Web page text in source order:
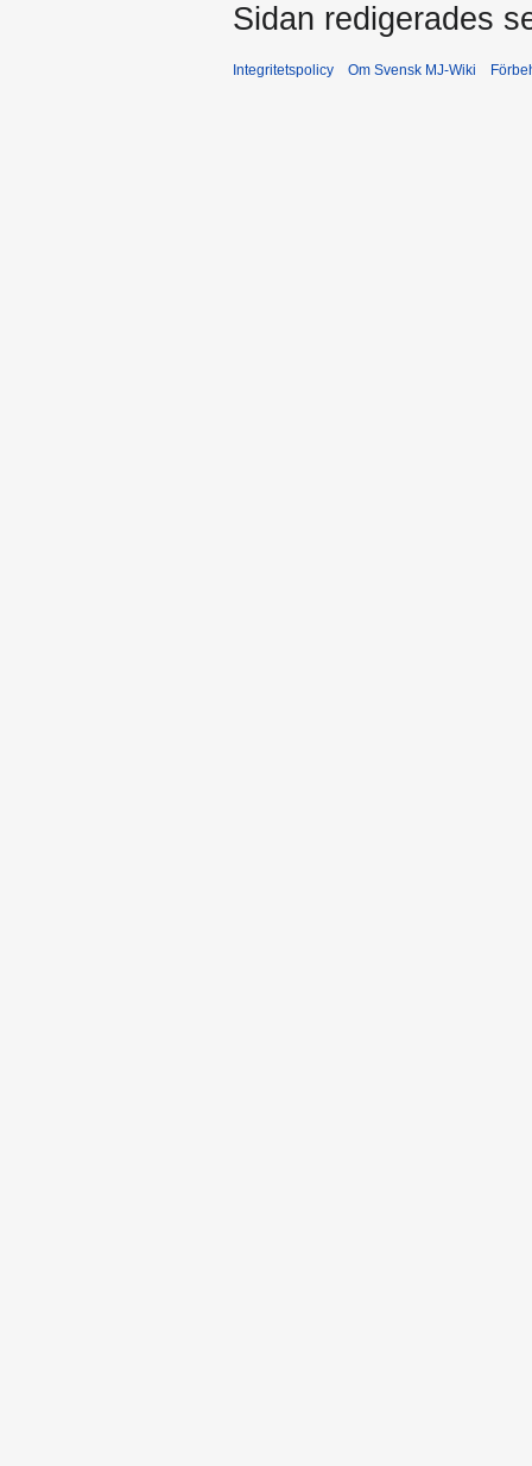
Sidan redigerades
Integritetspolicy Om Svensk MJ-Wiki